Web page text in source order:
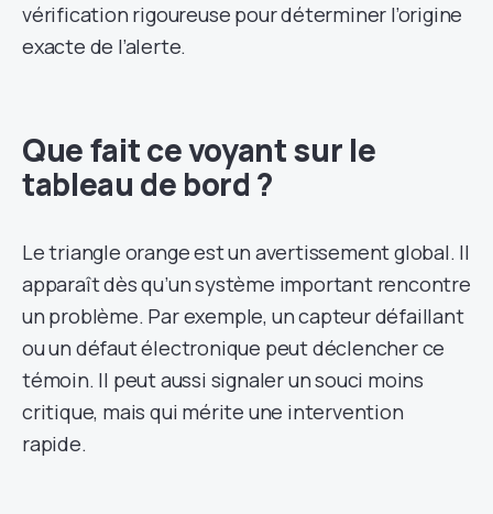
vérification rigoureuse pour déterminer l’origine
exacte de l’alerte.
Que fait ce voyant sur le
tableau de bord ?
Le triangle orange est un avertissement global. Il
apparaît dès qu’un système important rencontre
un problème. Par exemple, un capteur défaillant
ou un défaut électronique peut déclencher ce
témoin. Il peut aussi signaler un souci moins
critique, mais qui mérite une intervention
rapide.